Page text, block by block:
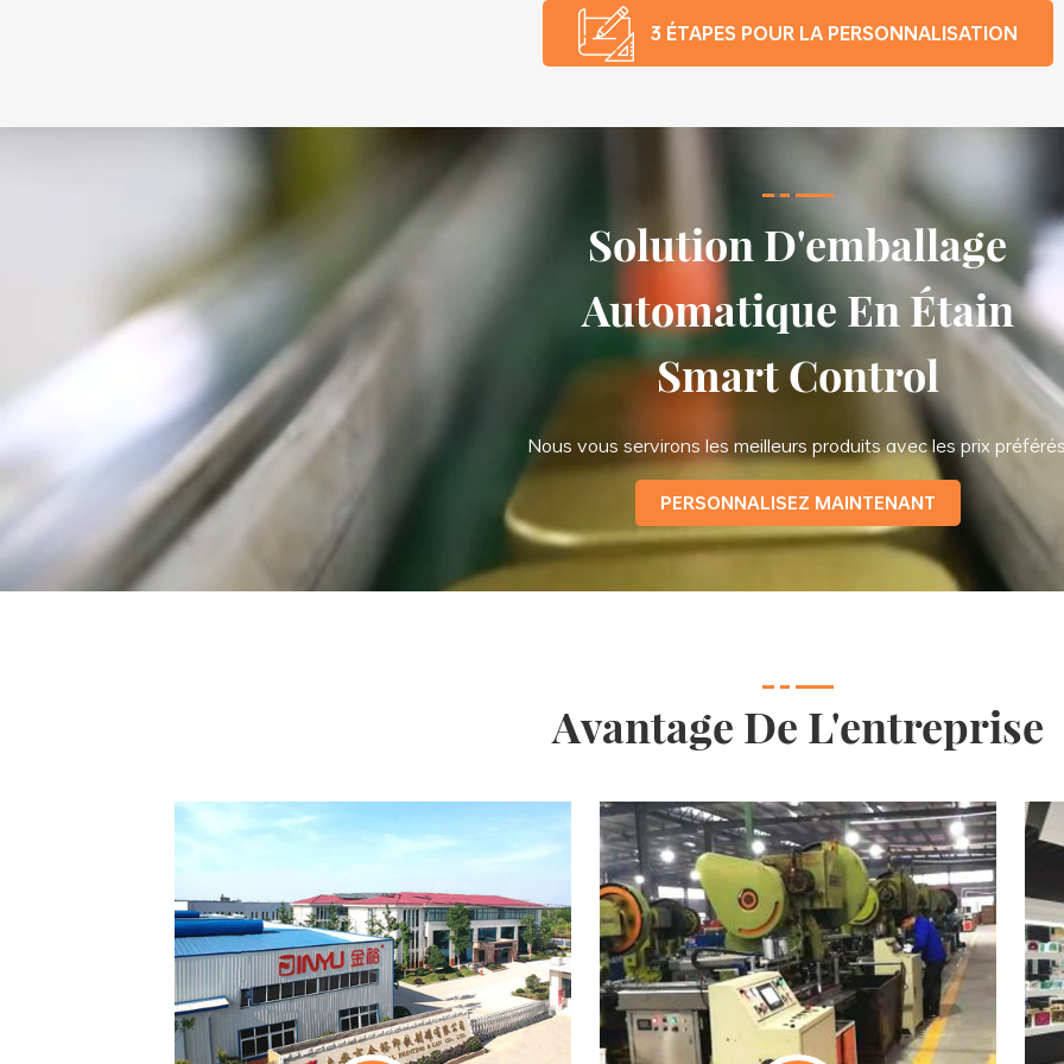
3 ÉTAPES POUR LA PERSONNALISATION
Solution D'emballage
Automatique En Étain
Smart Control
Nous vous servirons les meilleurs produits avec les prix
PERSONNALISEZ MAINTENANT
Avantage De L'entreprise